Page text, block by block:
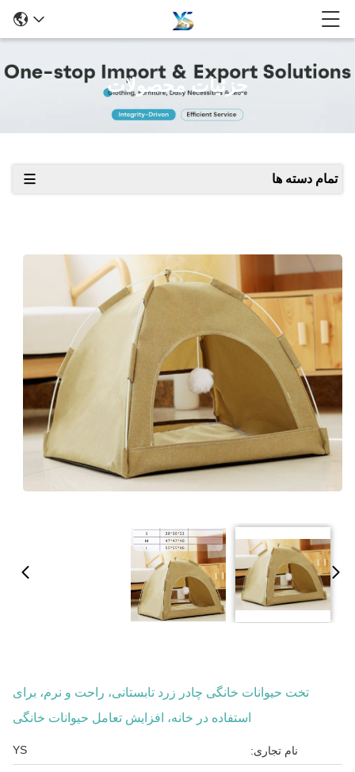
جزئیات محصولات
تمام دسته ها
تخت حیوانات خانگی چادر زرد تابستانی، راحت و نرم، برای
استفاده در خانه، افزایش تعامل حیوانات خانگی
نام تجاری: YS